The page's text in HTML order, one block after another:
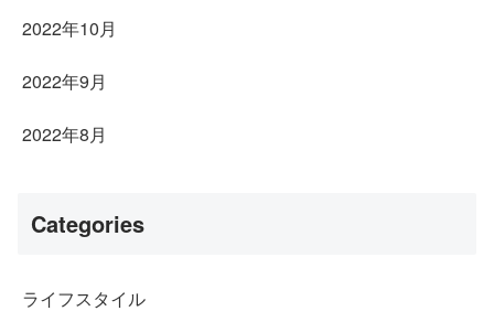
2022年10月
2022年9月
2022年8月
Categories
ライフスタイル